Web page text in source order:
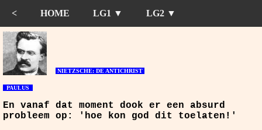
< HOME LG1 ▼ LG2 ▼
NIETZSCHE: DE ANTICHRIST
PAULUS
En vanaf dat moment dook er een absurd
probleem op: 'hoe kon god dit toelaten!'